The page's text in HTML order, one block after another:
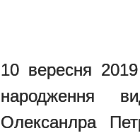
10 вересня
народження
Олексанлра